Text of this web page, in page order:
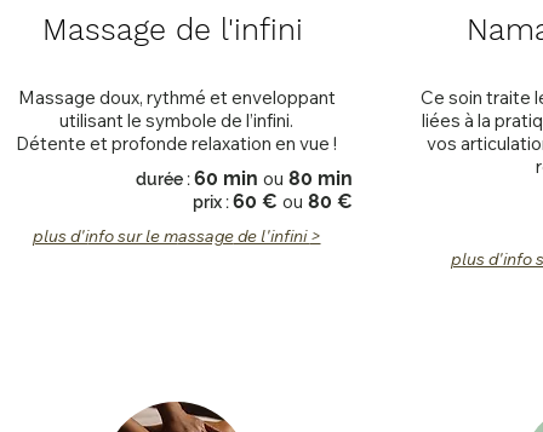
Massage de l'infini
Massage doux, rythmé et enveloppant
utilisant le symbole de l’infini.
Détente et profonde relaxation en vue !
durée :60 min ou 80 min
prix :60 € ou 80 €
plus d'info sur le massagede l'infini>
Nouveauté 2026
Ce soin traite
liées à la
vos
plus d'info